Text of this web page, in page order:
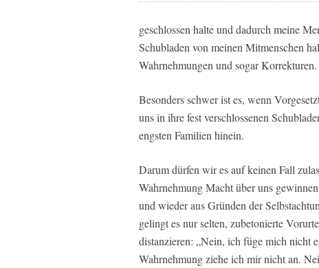
geschlossen halte und dadurch meine
Schubladen von meinen Mitmenschen
Wahrnehmungen und sogar Korrekturen.
Besonders schwer ist es, wenn
uns in ihre fest verschlossenen
engsten Familien hinein.
Darum dürfen wir es auf keinen Fall
Wahrnehmung Macht über uns
und wieder aus Gründen der
gelingt es nur selten, zubetonierte
distanzieren: „Nein, ich füge mich nicht
Wahrnehmung ziehe ich mir nicht an.